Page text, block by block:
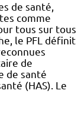
de santé,
comme
tous sur tous
le PFL définit
de
de santé
(HAS). Le